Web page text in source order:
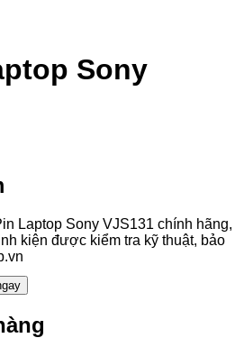
Sony
Laptop Sony VJS131 chính hãng,
kiện được kiểm tra kỹ thuật, bảo